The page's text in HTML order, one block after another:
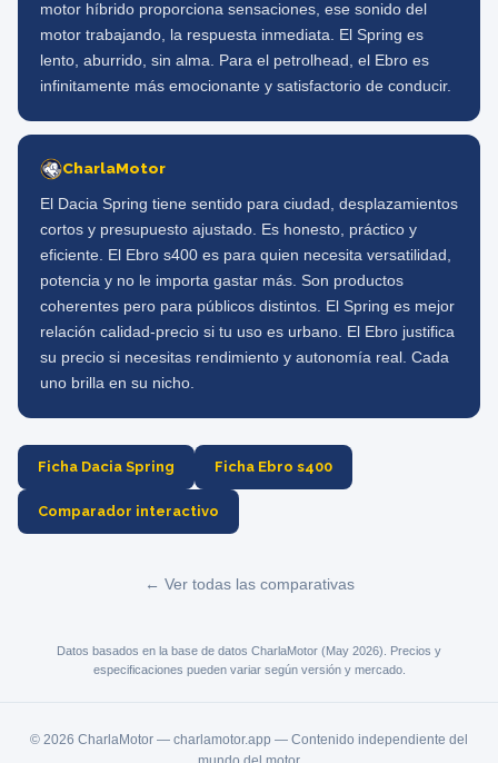
motor híbrido proporciona sensaciones, ese sonido del
motor trabajando, la respuesta inmediata. El Spring es
lento, aburrido, sin alma. Para el petrolhead, el Ebro es
infinitamente más emocionante y satisfactorio de conducir.
CharlaMotor
El Dacia Spring tiene sentido para ciudad, desplazamientos
cortos y presupuesto ajustado. Es honesto, práctico y
eficiente. El Ebro s400 es para quien necesita versatilidad,
potencia y no le importa gastar más. Son productos
coherentes pero para públicos distintos. El Spring es mejor
relación calidad-precio si tu uso es urbano. El Ebro justifica
su precio si necesitas rendimiento y autonomía real. Cada
uno brilla en su nicho.
Ficha Dacia Spring Ficha Ebro s400
Comparador interactivo
← Ver todas las comparativas
Datos basados en la base de datos CharlaMotor (May 2026). Precios y
especificaciones pueden variar según versión y mercado.
© 2026 CharlaMotor — charlamotor.app — Contenido independiente del